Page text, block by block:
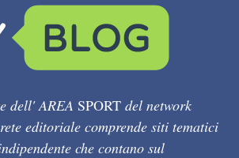
dell' AREA SPORT del network
editoriale comprende siti tematici
che contano sul